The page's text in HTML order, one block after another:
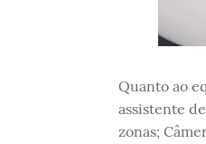
Quanto ao
assistente
zonas;